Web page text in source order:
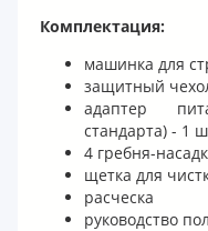
Комплектация:
машинка для
защитный
адаптер
стандарта) - 1
4 гребня-
щетка для
расческа
руководство